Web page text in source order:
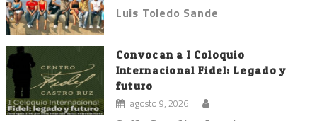
Luis Toledo Sande
Convocan a I Coloquio
Internacional Fidel: Legado y
futuro
agosto 9, 2026